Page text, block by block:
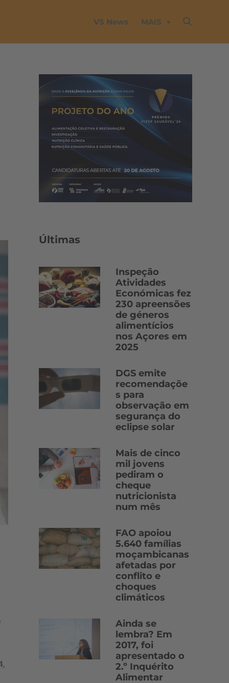
VS News MAIS
Últimas
Inspeção
Atividades
Económicas fez
230 apreensões
de géneros
alimentícios
nos Açores em
2025
DGS emite
recomendaçõe
s para
observação em
segurança do
eclipse solar
Mais de cinco
mil jovens
pediram o
cheque
nutricionista
num mês
FAO apoiou
5.640 famílias
moçambicanas
afetadas por
conflito e
choques
climáticos
Ainda se
lembra? Em
2017, foi
apresentado o
2.º Inquérito
Alimentar